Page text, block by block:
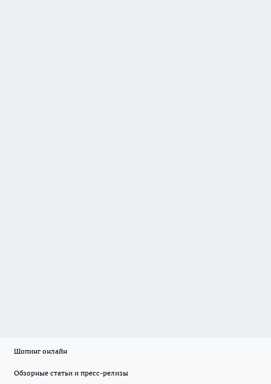
Шопинг онлайн
Обзорные статьи и пресс-релизы